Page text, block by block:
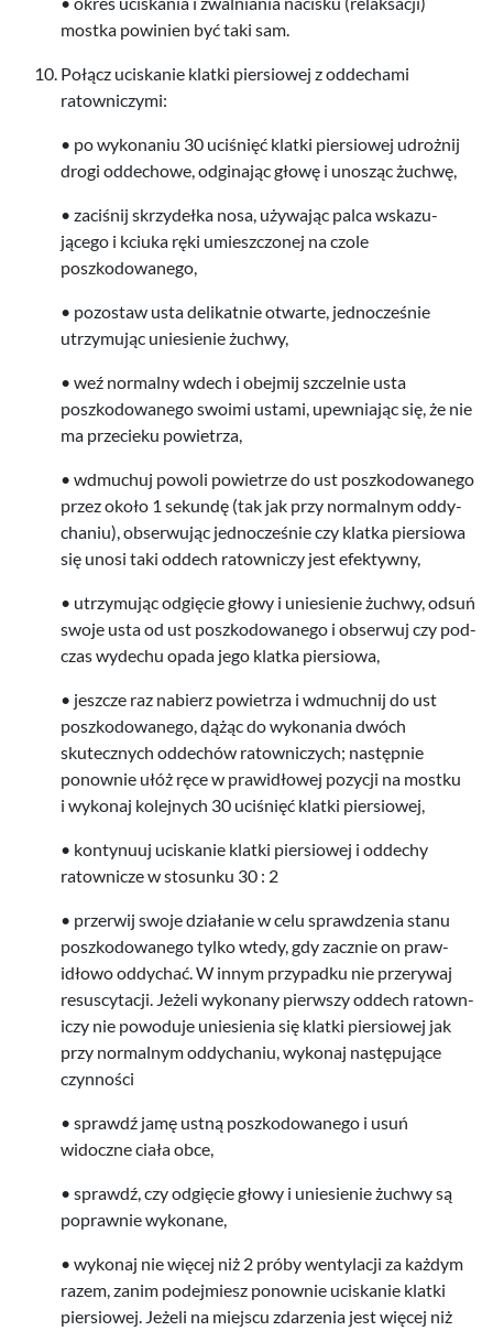
mostka powinien być taki sam.
Połącz uciskanie klatki pier­siowej z odd­echami
ratowniczymi:
• po wyko­na­niu 30 uciśnięć klatki pier­siowej udrożnij
drogi odd­e­chowe, odg­i­na­jąc głowę i unosząc żuchwę,
• zaciśnij skrzy­dełka nosa, uży­wa­jąc palca wskazu­
jącego i kciuka ręki umieszc­zonej na czole
poszkodowanego,
• pozostaw usta delikat­nie otwarte, jed­nocześnie
utrzy­mu­jąc uniesie­nie żuchwy,
• weź nor­malny wdech i obe­jmij szczel­nie usta
poszkodowanego swoimi ustami, upew­ni­a­jąc się, że nie
ma prze­cieku powietrza,
• wdmuchuj powoli powi­etrze do ust poszkodowanego
przez około 1 sekundę (tak jak przy nor­mal­nym odd­y­
cha­niu), obser­wu­jąc jed­nocześnie czy klatka pier­siowa
się unosi taki odd­ech ratown­iczy jest efektywny,
• utrzy­mu­jąc odg­ię­cie głowy i uniesie­nie żuchwy, odsuń
swoje usta od ust poszkodowanego i obser­wuj czy pod­
czas wydechu opada jego klatka piersiowa,
• jeszcze raz nabierz powi­etrza i wdmuch­nij do ust
poszkodowanego, dążąc do wyko­na­nia dwóch
skutecznych odd­echów ratown­iczych; następ­nie
ponownie ułóż ręce w praw­idłowej pozy­cji na mostku
i wykonaj kole­jnych 30 uciśnięć klatki piersiowej,
• kon­tynuuj uciskanie klatki pier­siowej i odd­echy
ratown­icze w sto­sunku 30 : 2
• prz­er­wij swoje dzi­ałanie w celu sprawdzenia stanu
poszkodowanego tylko wtedy, gdy zacznie on praw­
idłowo odd­y­chać. W innym przy­padku nie prz­ery­waj
resus­cy­tacji. Jeżeli wyko­nany pier­wszy odd­ech ratown­
iczy nie powoduje uniesienia się klatki pier­siowej jak
przy nor­mal­nym odd­y­cha­niu, wykonaj następu­jące
czynności
• sprawdź jamę ustną poszkodowanego i usuń
widoczne ciała obce,
• sprawdź, czy odg­ię­cie głowy i uniesie­nie żuchwy są
poprawnie wykonane,
• wykonaj nie więcej niż 2 próby wenty­lacji za każdym
razem, zanim pode­jmiesz ponownie uciskanie klatki
pier­siowej. Jeżeli na miejscu zdarzenia jest więcej niż